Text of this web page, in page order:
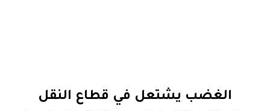
الغضب يشتعل في قطاع النقل